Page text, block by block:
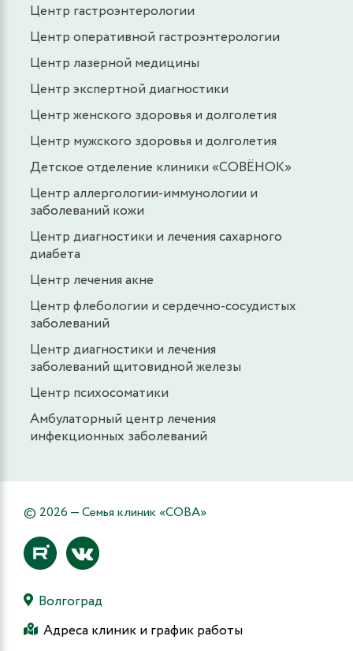
Центр гастроэнтерологии
Центр оперативной гастроэнтерологии
Центр лазерной медицины
Центр экспертной диагностики
Центр женского здоровья и долголетия
Центр мужского здоровья и долголетия
Детское отделение клиники «СОВЁНОК»
Центр аллергологии-иммунологии и
заболеваний кожи
Центр диагностики и лечения сахарного
диабета
Центр лечения акне
Центр флебологии и сердечно-сосудистых
заболеваний
Центр диагностики и лечения
заболеваний щитовидной железы
Центр психосоматики
Амбулаторный центр лечения
инфекционных заболеваний
© 2026 — Семья клиник «СОВА»
Волгоград
Адреса клиник и график работы